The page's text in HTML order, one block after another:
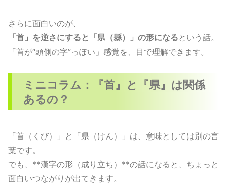
さらに面白いのが、
「首」を逆さにすると「県（縣）」の形になる という話。
「首が“頭側の字”っぽい」感覚を、目で理解できます。
ミニコラム：『首』と『県』は関係
あるの？
「首（くび）」と「県（けん）」は、意味としては別の言
葉です。
でも、**漢字の形（成り立ち）**の話になると、ちょっと
面白いつながりが出てきます。